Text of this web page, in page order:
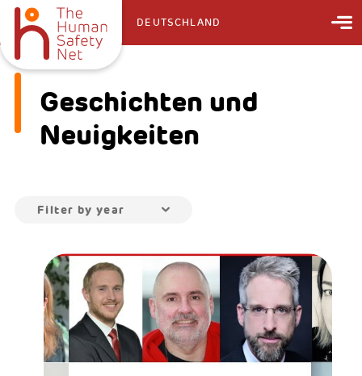
DEUTSCHLAND
Geschichten und
Neuigkeiten
Filter by year